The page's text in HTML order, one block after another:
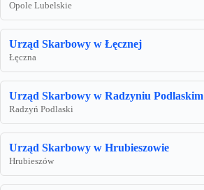
Opole Lubelskie
Urząd Skarbowy w Łęcznej
Łęczna
Urząd Skarbowy w Radzyniu Podlaskim
Radzyń Podlaski
Urząd Skarbowy w Hrubieszowie
Hrubieszów